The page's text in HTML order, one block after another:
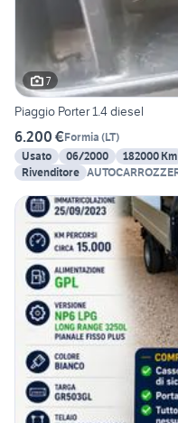
7
Piaggio Porter 1.4 diesel
6.200 €Formia (LT)
Usato
06/2000 182000 Km
Rivenditore